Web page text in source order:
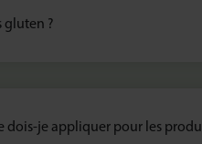
gluten ?
je appliquer pour les